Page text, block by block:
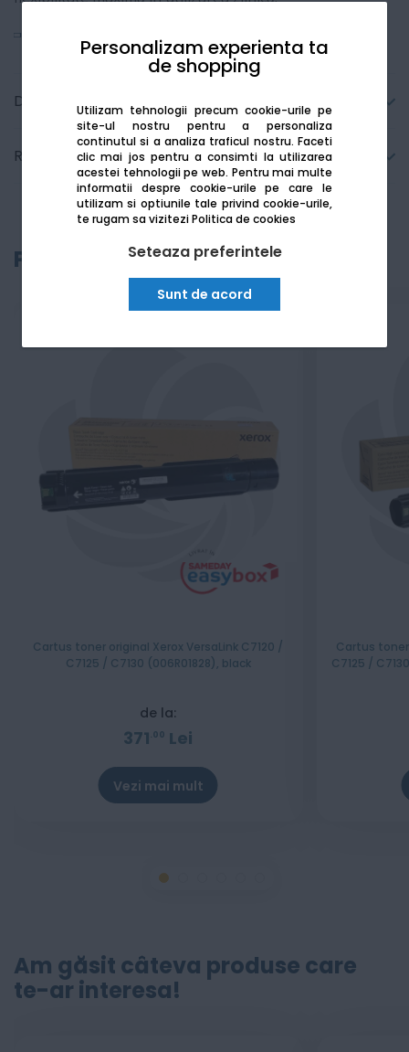
Personalizam experienta ta
de shopping
Utilizam tehnologii precum cookie-urile pe
site-ul nostru pentru a personaliza
continutul si a analiza traficul nostru. Faceti
clic mai jos pentru a consimti la utilizarea
acestei tehnologii pe web. Pentru mai multe
informatii despre cookie-urile pe care le
utilizam si optiunile tale privind cookie-urile,
te rugam sa viziteziPolitica de cookies
Seteaza preferintele
Sunt de acord
Detalii tehnice
Recenzii
Produse recomandate
Cartus toner original Xerox VersaLink C7120 /
C7125 / C7130 (006R01828), black
de la:
371 00 Lei
Vezi mai mult
Stoc epuizat
Cartus toner
C7125 /
Am găsit câteva produse care
te-ar interesa!